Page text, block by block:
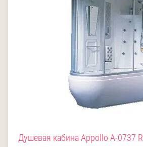
Душевая кабина Appollo A-0737 R